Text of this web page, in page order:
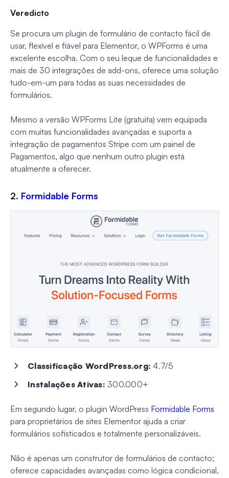
Veredicto
Se procura um plugin de formulário de contacto fácil de
usar, flexível e fiável para Elementor, o WPForms é uma
excelente escolha. Com o seu leque de funcionalidades e
mais de 30 integrações de add-ons, oferece uma solução
tudo-em-um para todas as suas necessidades de
formulários.
Mesmo a versão WPForms Lite (gratuita) vem equipada
com muitas funcionalidades avançadas e suporta a
integração de pagamentos Stripe com um painel de
Pagamentos, algo que nenhum outro plugin está
atualmente a oferecer.
2. Formidable Forms
Classificação WordPress.org: 4.7/5
Instalações Ativas: 300.000+
Em segundo lugar, o plugin WordPress Formidable Forms
para proprietários de sites Elementor ajuda a criar
formulários sofisticados e totalmente personalizáveis.
Não é apenas um construtor de formulários de contacto;
oferece capacidades avançadas como lógica condicional,